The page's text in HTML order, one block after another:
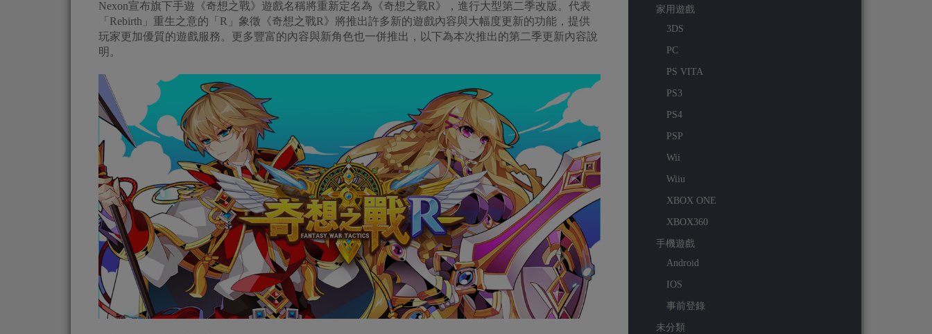
Nexon宣布旗下手遊《奇想之戰》遊戲名稱將重新定名為《奇想之戰R》，進行大型第二季改版。代表
「Rebirth」重生之意的「R」象徵《奇想之戰R》將推出許多新的遊戲內容與大幅度更新的功能，提供
玩家更加優質的遊戲服務。更多豐富的內容與新角色也一併推出，以下為本次推出的第二季更新內容說
明。
家用遊戲
3DS
PC
PS VITA
PS3
PS4
PSP
Wii
Wiiu
XBOX ONE
XBOX360
手機遊戲
Android
IOS
事前登錄
未分類